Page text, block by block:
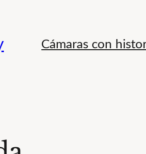
Cámaras con